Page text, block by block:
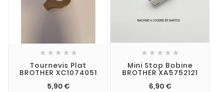
    
Tournevis Plat
BROTHER XC1074051
5,90 €
    
Mini Stop Bobine
BROTHER XA5752121
6,90 €